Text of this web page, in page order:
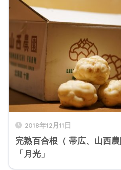
2018年12月11日
完熟百合根（ 帯広、山西
「月光」